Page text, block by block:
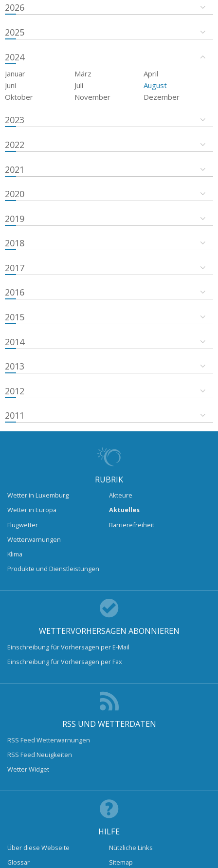
2026
2025
2024
Januar März
April
Juni
Juli
August
Oktober
November Dezember
2023
2022
2021
2020
2019
2018
2017
2016
2015
2014
2013
2012
2011
RUBRIK
Wetter in Luxemburg
Wetter in Europa
Flugwetter
Wetterwarnungen
Klima
Produkte und Dienstleistungen
Akteure
Aktuelles
Barrierefreiheit
WETTERVORHERSAGEN ABONNIEREN
Einschreibung für Vorhersagen per E-Mail
Einschreibung für Vorhersagen per Fax
RSS UND WETTERDATEN
RSS Feed Wetterwarnungen
RSS Feed Neuigkeiten
Wetter Widget
HILFE
Über diese Webseite
Glossar
Nützliche Links
Sitemap